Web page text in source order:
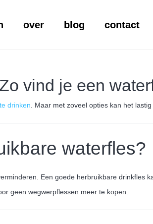
over blog contact
vind je een
drinken. Maar met zoveel opties kan het
waterfles?
Een goede herbruikbare drinkfles
geen wegwerpflessen meer te kopen.